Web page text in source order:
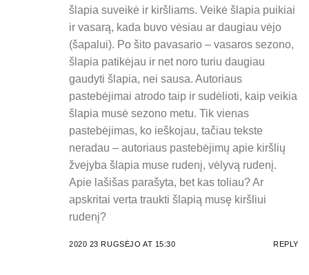
šlapia suveikė ir kiršliams. Veikė šlapia puikiai
ir vasarą, kada buvo vėsiau ar daugiau vėjo
(šapalui). Po šito pavasario – vasaros sezono,
šlapia patikėjau ir net noro turiu daugiau
gaudyti šlapia, nei sausa. Autoriaus
pastebėjimai atrodo taip ir sudėlioti, kaip veikia
šlapia musė sezono metu. Tik vienas
pastebėjimas, ko ieškojau, tačiau tekste
neradau – autoriaus pastebėjimų apie kiršlių
žvejyba šlapia muse rudenį, vėlyvą rudenį.
Apie lašišas parašyta, bet kas toliau? Ar
apskritai verta traukti šlapią musę kiršliui
rudenį?
2020 23 RUGSĖJO AT 15:30 REPLY